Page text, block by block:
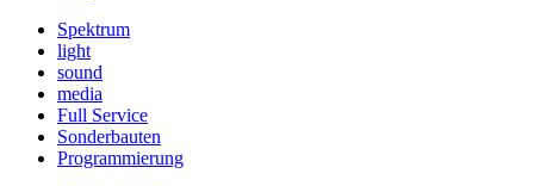
Spektrum
light
sound
media
Full Service
Sonderbauten
Programmierung